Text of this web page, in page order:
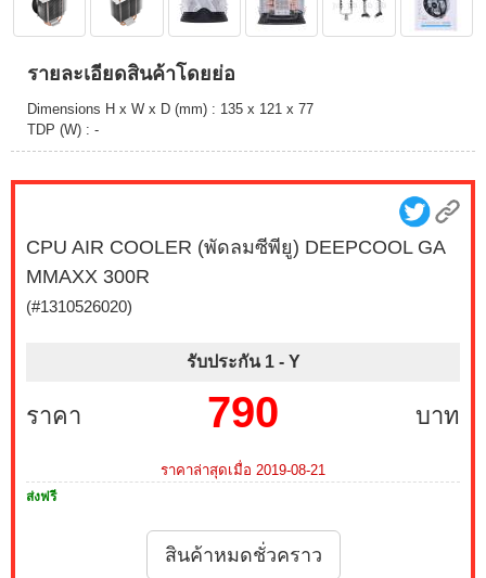
รายละเอียดสินค้าโดยย่อ
Dimensions H x W x D (mm) : 135 x 121 x 77
TDP (W) : -
CPU AIR COOLER (พัดลมซีพียู) DEEPCOOL GA
MMAXX 300R
(#1310526020)
รับประกัน 1 - Y
ราคา บาท
790
ราคาล่าสุดเมื่อ 2019-08-21
ส่งฟรี
สินค้าหมดชั่วคราว